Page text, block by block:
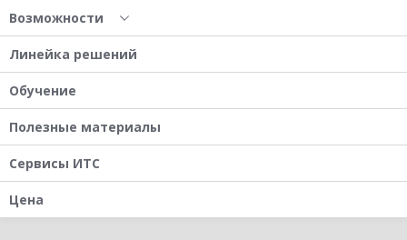
Возможности
Линейка решений
Обучение
Полезные материалы
Сервисы ИТС
Цена